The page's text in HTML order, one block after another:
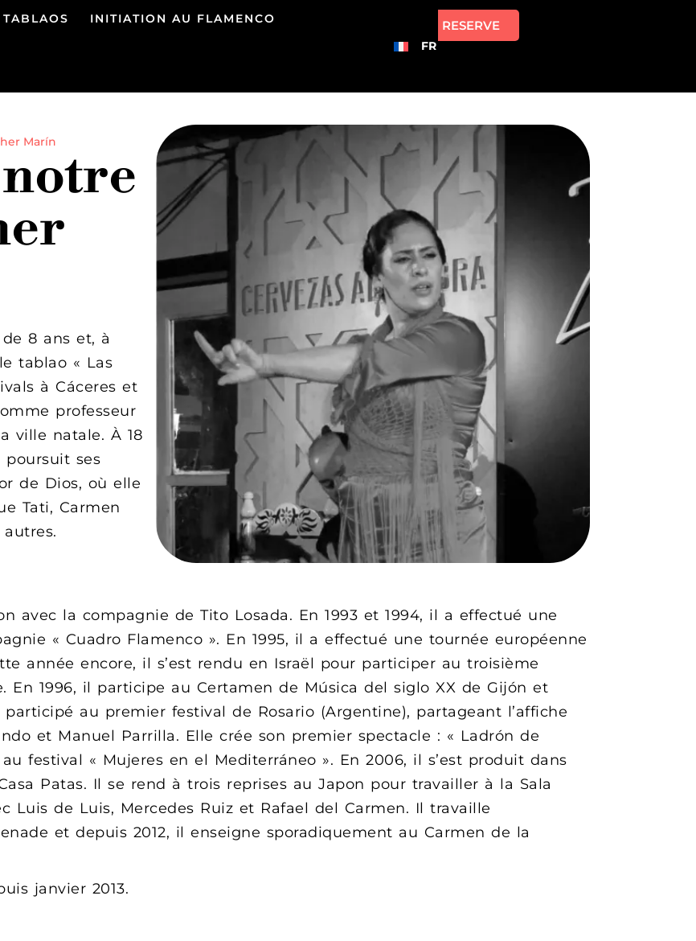
INITIATION AU FLAMENCO
FR
RESERVE
Marín
8 ans et, à
tablao « Las
à Cáceres et
professeur
ville natale. À 18
poursuit ses
de Dios, où elle
Tati, Carmen
avec la compagnie de Tito Losada. En 1993 et 1994, il a effectué une
« Cuadro Flamenco ». En 1995, il a effectué une tournée européenne
année encore, il s’est rendu en Israël pour participer au troisième
1996, il participe au Certamen de Música del siglo XX de Gijón et
au premier festival de Rosario (Argentine), partageant l’affiche
et Manuel Parrilla. Elle crée son premier spectacle : « Ladrón de
festival « Mujeres en el Mediterráneo ». En 2006, il s’est produit dans
Patas. Il se rend à trois reprises au Japon pour travailler à la Sala
Luis de Luis, Mercedes Ruiz et Rafael del Carmen. Il travaille
et depuis 2012, il enseigne sporadiquement au Carmen de la
janvier 2013.